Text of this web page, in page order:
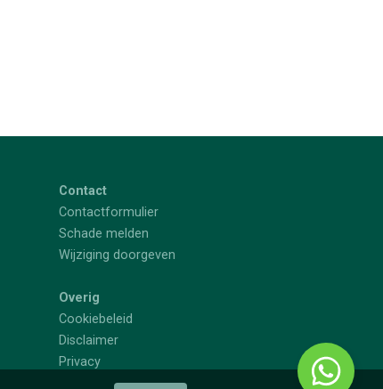
Contact
Contactformulier
Schade melden
Wijziging doorgeven
Overig
Cookiebeleid
Disclaimer
Privacy